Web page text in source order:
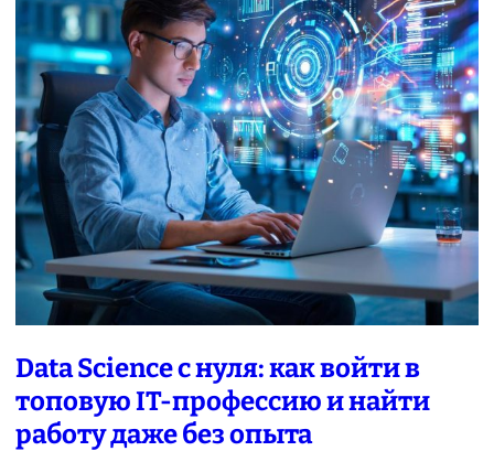
Data Science с нуля: как войти в
топовую IT-профессию и найти
работу даже без опыта